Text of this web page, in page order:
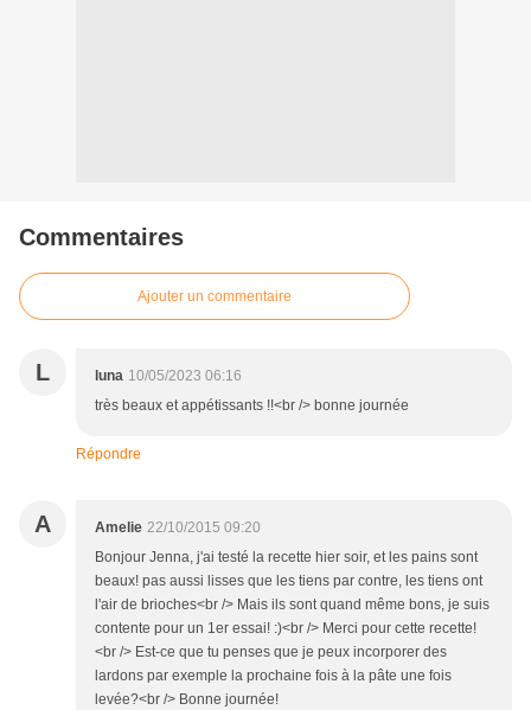
Commentaires
Ajouter un commentaire
L luna 10/05/2023 06:16
très beaux et appétissants !!<br /> bonne journée
Répondre
A Amelie 22/10/2015 09:20
Bonjour Jenna, j'ai testé la recette hier soir, et les pains sont
beaux! pas aussi lisses que les tiens par contre, les tiens ont
l'air de brioches<br /> Mais ils sont quand même bons, je suis
contente pour un 1er essai! :)<br /> Merci pour cette recette!
<br /> Est-ce que tu penses que je peux incorporer des
lardons par exemple la prochaine fois à la pâte une fois
levée?<br /> Bonne journée!